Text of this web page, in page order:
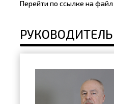
Перейти по ссылке на